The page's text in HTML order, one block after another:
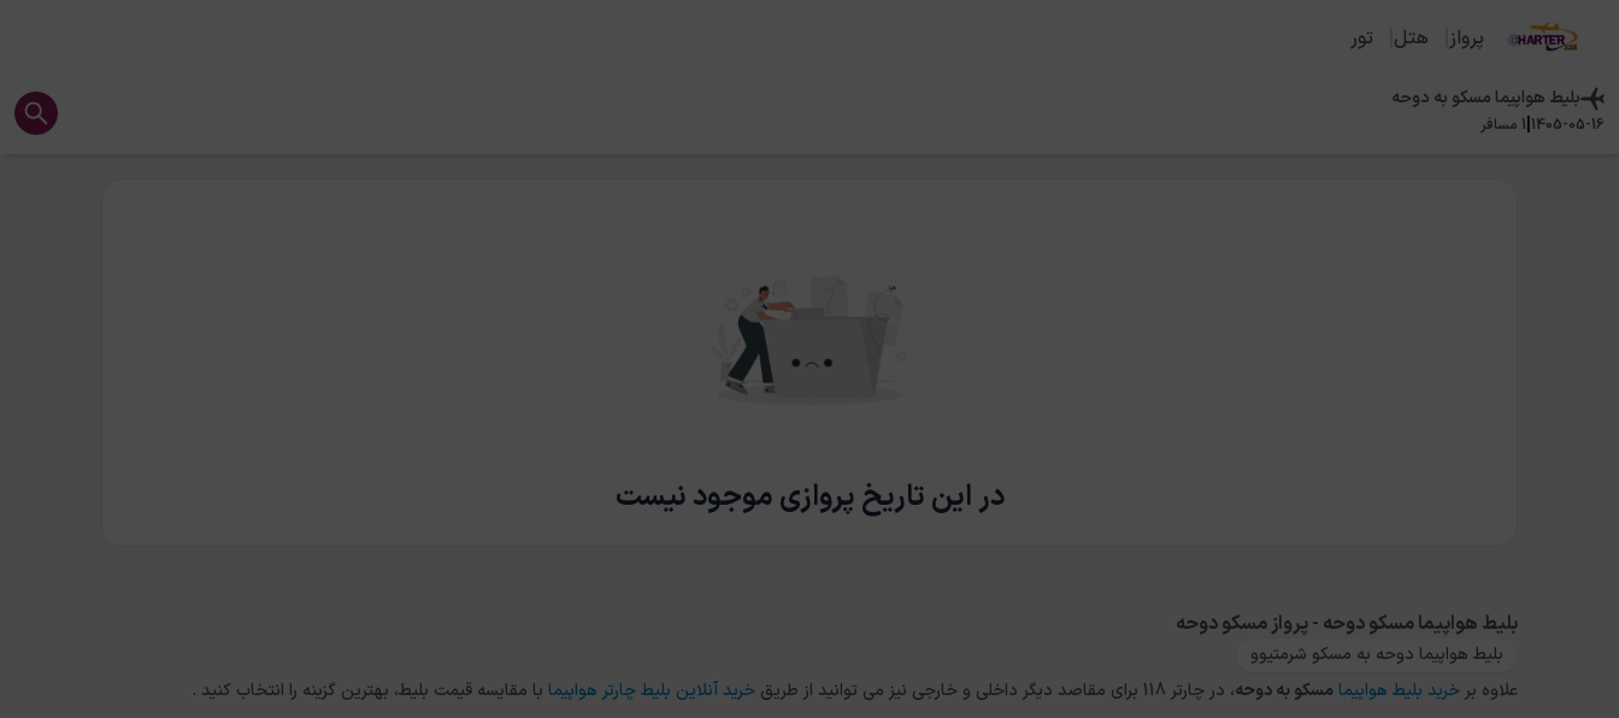
پرواز هتل تور
بلیط هواپیمامسکو به دوحه
1405-05-16
|
1 مسافر
در این تاریخ پروازی موجود نیست
بلیط هواپیما مسکو دوحه - پرواز مسکو دوحه
بلیط هواپیما دوحه به مسکو شرمتیوو
علاوه بر خرید بلیط هواپیما مسکوبهدوحه، در چارتر 118 برای مقاصد دیگر داخلی و خارجی نیز می توانید از طریق خرید آنلاین بلیط چارتر هواپیما با مقایسه قیمت بلیط، بهترین گزینه را انتخاب کنید .